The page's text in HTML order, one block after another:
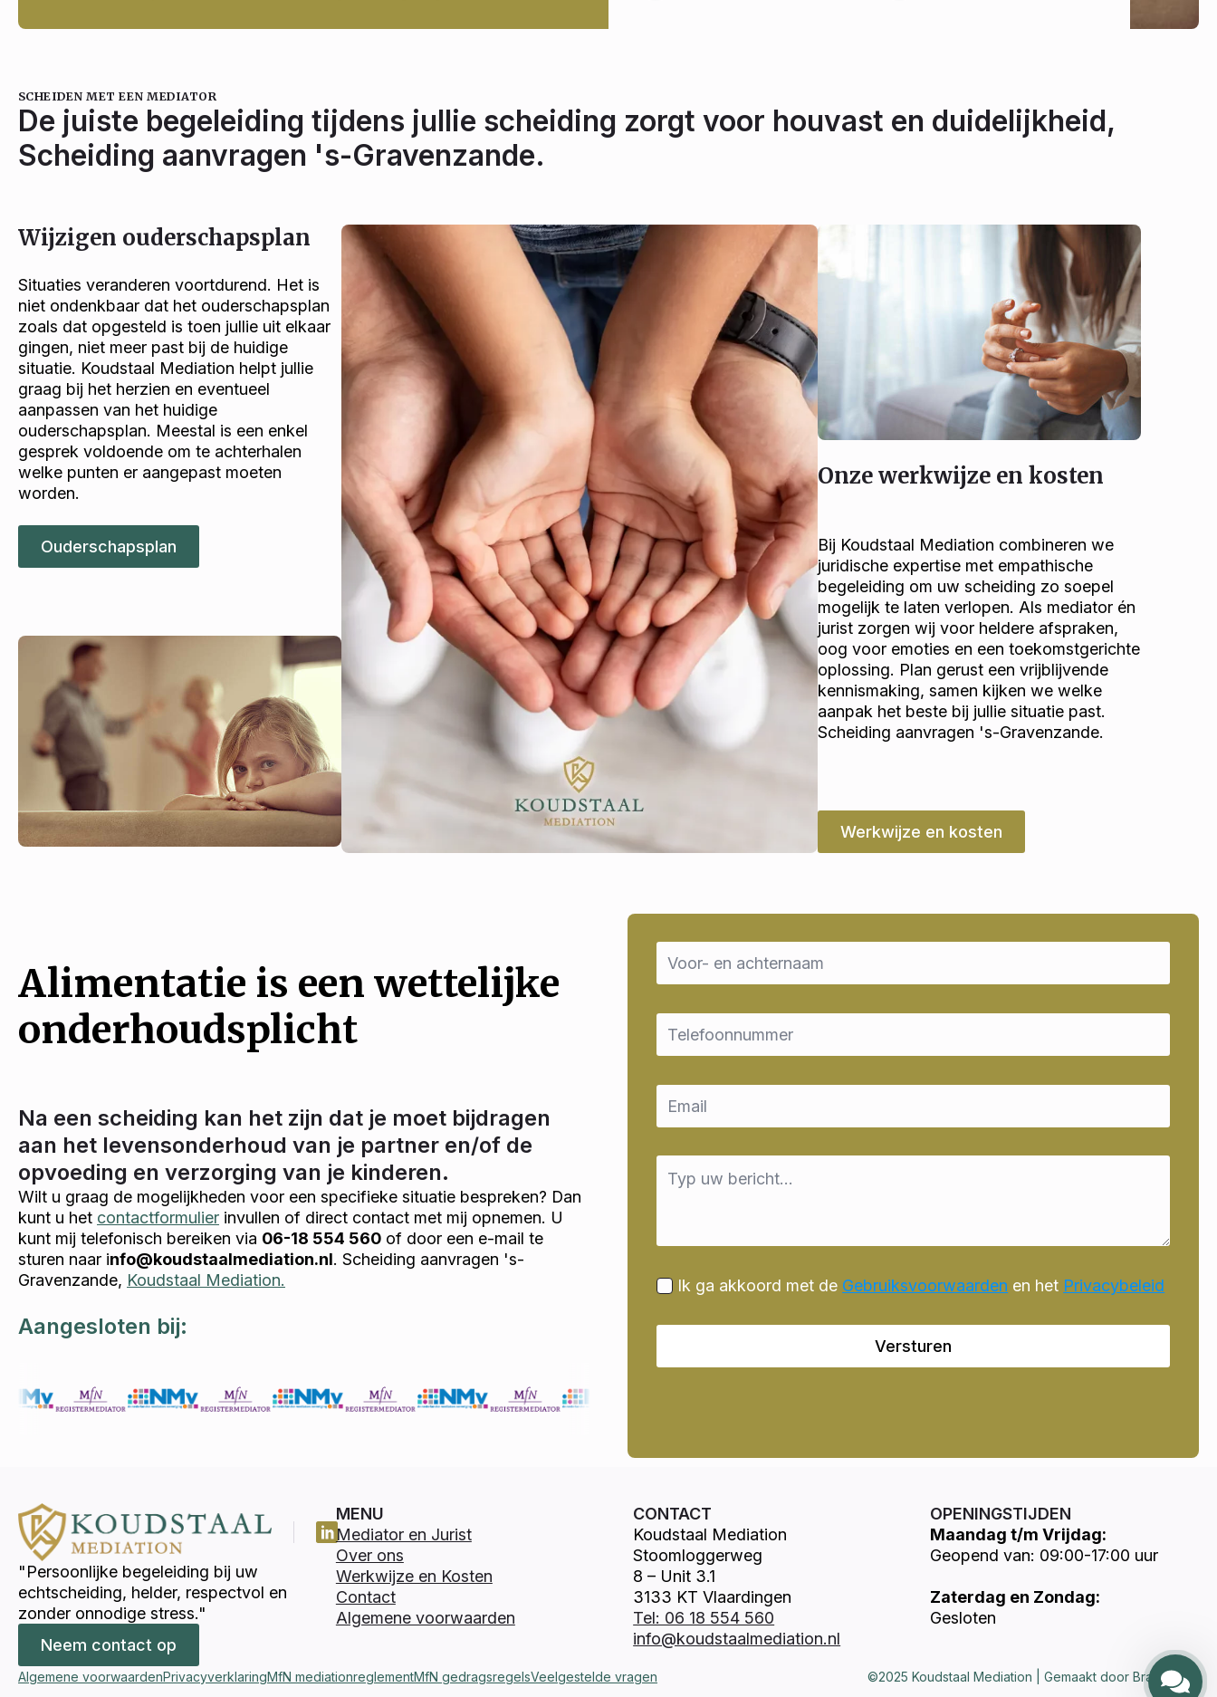
SCHEIDEN MET EEN MEDIATOR
De juiste begeleiding tijdens jullie scheiding zorgt voor houvast en duidelijkheid,
Scheiding aanvragen 's-Gravenzande.
Wijzigen ouderschapsplan
Situaties veranderen voortdurend. Het is
niet ondenkbaar dat het ouderschapsplan
zoals dat opgesteld is toen jullie uit elkaar
gingen, niet meer past bij de huidige
situatie. Koudstaal Mediation helpt jullie
graag bij het herzien en eventueel
aanpassen van het huidige
ouderschapsplan. Meestal is een enkel
gesprek voldoende om te achterhalen
welke punten er aangepast moeten
worden.
Ouderschapsplan
Onze werkwijze en kosten
Bij Koudstaal Mediation combineren we
juridische expertise met empathische
begeleiding om uw scheiding zo soepel
mogelijk te laten verlopen. Als mediator én
jurist zorgen wij voor heldere afspraken,
oog voor emoties en een toekomstgerichte
oplossing. Plan gerust een vrijblijvende
kennismaking, samen kijken we welke
aanpak het beste bij jullie situatie past.
Scheiding aanvragen 's-Gravenzande.
Werkwijze en kosten
Alimentatie is een wettelijke
onderhoudsplicht
Na een scheiding kan het zijn dat je moet bijdragen
aan het levensonderhoud van je partner en/of de
opvoeding en verzorging van je kinderen.
Wilt u graag de mogelijkheden voor een specifieke situatie bespreken? Dan
kunt u het contactformulier invullen of direct contact met mij opnemen. U
kunt mij telefonisch bereiken via 06-18 554 560 of door een e-mail te
sturen naar info@koudstaalmediation.nl. Scheiding aanvragen 's-
Gravenzande, Koudstaal Mediation.
Aangesloten bij:
Name
*
Email
Email
Message
Ik ga akkoord met de Gebruiksvoorwaarden en het Privacybeleid
Versturen
"Persoonlijke begeleiding bij uw
echtscheiding, helder, respectvol en
zonder onnodige stress."
Neem contact op
MENU
Mediator en Jurist
Over ons
Werkwijze en Kosten
Contact
Algemene voorwaarden
CONTACT
Koudstaal Mediation
Stoomloggerweg
8 – Unit 3.1
3133 KT Vlaardingen
Tel: 06 18 554 560
info@koudstaalmediation.nl
OPENINGSTIJDEN
Maandag t/m Vrijdag:
Geopend van: 09:00-17:00 uur
Zaterdag en Zondag:
Gesloten
Algemene voorwaardenPrivacyverklaringMfN mediationreglementMfN gedragsregelsVeelgestelde vragen ©2025 Koudstaal Mediation | Gemaakt door Brandways